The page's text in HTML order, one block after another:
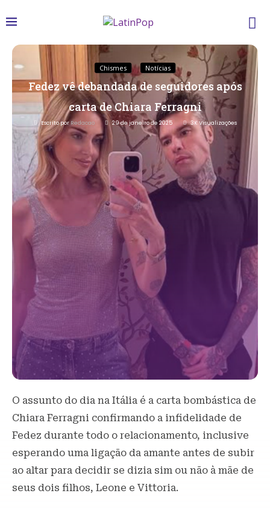
Chismes Notícias
Fedez vê debandada de seguidores após
carta de Chiara Ferragni
Escrito porRedacao 29 de janeiro de 2025 3KVisualizações
O assunto do dia na Itália é a carta bombástica de
Chiara Ferragni confirmando a infidelidade de
Fedez durante todo o relacionamento, inclusive
esperando uma ligação da amante antes de subir
ao altar para decidir se dizia sim ou não à mãe de
seus dois filhos, Leone e Vittoria.